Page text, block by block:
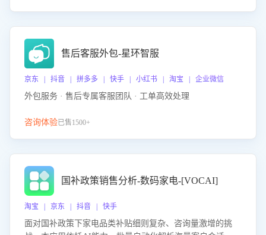
售后客服外包-星环智服
京东 | 抖音 | 拼多多 | 快手 | 小红书 | 淘宝 | 企业微信
外包服务 · 售后专属客服团队 · 工单高效处理
咨询体验已售1500+
国补政策销售分析-数码家电-[VOCAI]
淘宝 | 京东 | 抖音 | 快手
面对国补政策下家电品类补贴细则复杂、咨询量激增的挑